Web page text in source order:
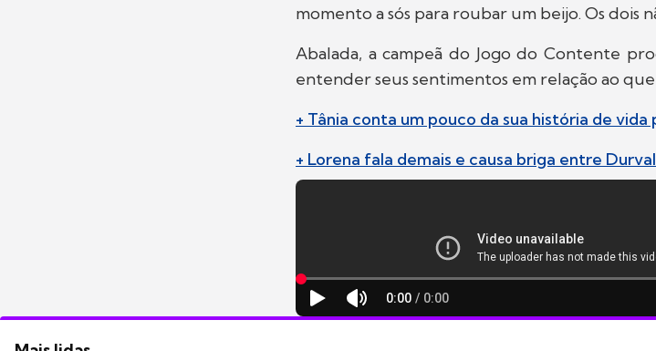
momento a sós para roubar um beijo. Os dois
Abalada, a campeã do Jogo do Contente
entender seus sentimentos em relação ao
+ Tânia conta um pouco da sua história de vida
+ Lorena fala demais e causa briga entre